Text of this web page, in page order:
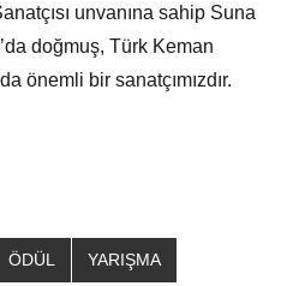
unvanına sahip Suna
doğmuş, Türk Keman
önemli bir sanatçımızdır.
ÖDÜL YARIŞMA